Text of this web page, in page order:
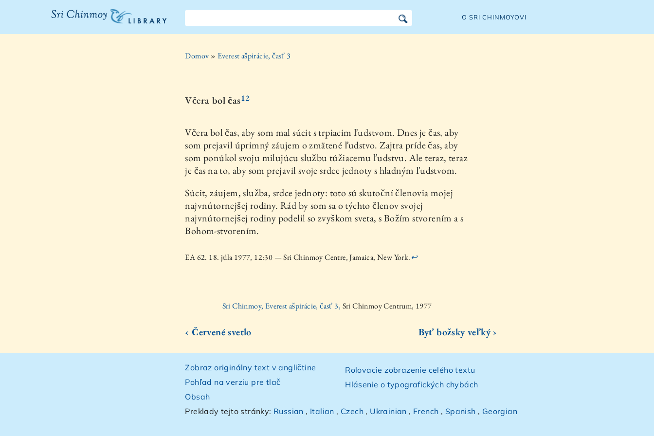
Knižnica Sri
O SRI CHINMOYOVI
Domov » Everest ašpirácie, časť 3
Včera bol čas12
Včera bol čas, aby som mal súcit s trpiacim ľudstvom. Dnes je čas, aby
som prejavil úprimný záujem o zmätené ľudstvo. Zajtra príde čas, aby
som ponúkol svoju milujúcu službu túžiacemu ľudstvu. Ale teraz, teraz
je čas na to, aby som prejavil svoje srdce jednoty s hladným ľudstvom.
Súcit, záujem, služba, srdce jednoty: toto sú skutoční členovia mojej
najvnútornejšej rodiny. Rád by som sa o týchto členov svojej
najvnútornejšej rodiny podelil so zvyškom sveta, s Božím stvorením a s
Bohom-stvorením.
EA 62. 18. júla 1977, 12:30 — Sri Chinmoy Centre, Jamaica, New York.↩
Sri Chinmoy, Everest ašpirácie, časť 3, Sri Chinmoy Centrum, 1977
‹ Červené svetlo Byť božsky veľký ›
Zobraz originálny text v angličtine
Pohľad na verziu pre tlač
Obsah
Rolovacie zobrazenie celého textu
Hlásenie o typografických chybách
Preklady tejto stránky: Russian , Italian , Czech , Ukrainian , French , Spanish , Georgian